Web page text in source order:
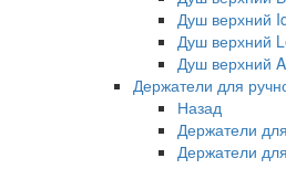
Душ верхний
Душ верхний
Душ верхний
Держатели для
Назад
Держатели
Держатели